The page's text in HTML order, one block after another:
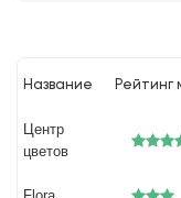
Название Рейтинг
Центр
цветов